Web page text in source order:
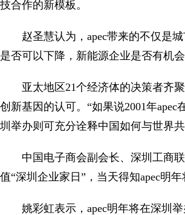
技合作的新模板。
赵圣慧认为，apec带来的不仅是
是否可以下降，新能源企业是否有机
亚太地区21个经济体的决策者齐
创新基因的认可。“如果说2001年
圳举办则可充分诠释中国如何与世界
中国电子商会副会长、深圳工商
值“深圳企业家日”，当天得知apec明
姚彩虹表示，apec明年将在深圳